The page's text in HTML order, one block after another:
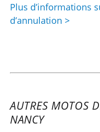
Plus d’informations
d’annulation >
AUTRES MOTOS
NANCY